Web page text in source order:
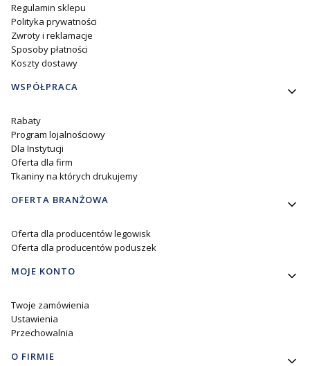
Regulamin sklepu
Polityka prywatności
Zwroty i reklamacje
Sposoby płatności
Koszty dostawy
WSPÓŁPRACA
Rabaty
Program lojalnościowy
Dla Instytucji
Oferta dla firm
Tkaniny na których drukujemy
OFERTA BRANŻOWA
Oferta dla producentów legowisk
Oferta dla producentów poduszek
MOJE KONTO
Twoje zamówienia
Ustawienia
Przechowalnia
O FIRMIE